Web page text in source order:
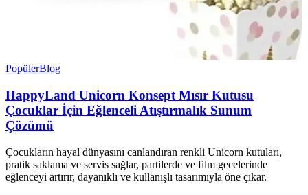
PopülerBlog
HappyLand Unicorn Konsept Mısır Kutusu
Çocuklar İçin Eğlenceli Atıştırmalık Sunum
Çözümü
Çocukların hayal dünyasını canlandıran renkli Unicorn kutuları,
pratik saklama ve servis sağlar, partilerde ve film gecelerinde
eğlenceyi artırır, dayanıklı ve kullanışlı tasarımıyla öne çıkar.